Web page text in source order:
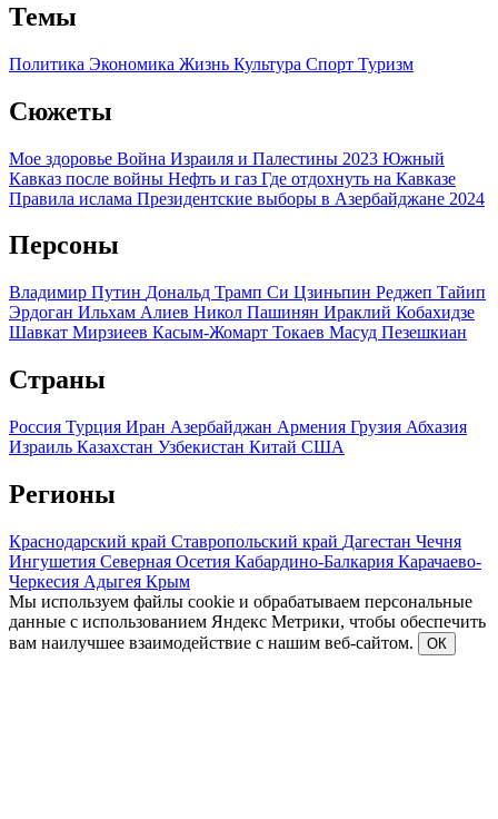
Темы
Политика Экономика Жизнь Культура Спорт Туризм
Сюжеты
Мое здоровье Война Израиля и Палестины 2023 Южный
Кавказ после войны Нефть и газ Где отдохнуть на Кавказе
Правила ислама Президентские выборы в Азербайджане 2024
Персоны
Владимир Путин Дональд Трамп Си Цзиньпин Реджеп Тайип
Эрдоган Ильхам Алиев Никол Пашинян Ираклий Кобахидзе
Шавкат Мирзиеев Касым-Жомарт Токаев Масуд Пезешкиан
Страны
Россия Турция Иран Азербайджан Армения Грузия Абхазия
Израиль Казахстан Узбекистан Китай США
Регионы
Краснодарский край Ставропольский край Дагестан Чечня
Ингушетия Северная Осетия Кабардино-Балкария Карачаево-
Черкесия Адыгея Крым
Мы используем файлы cookie и обрабатываем персональные
данные с использованием Яндекс Метрики, чтобы обеспечить
вам наилучшее взаимодействие с нашим веб-сайтом.
ОК